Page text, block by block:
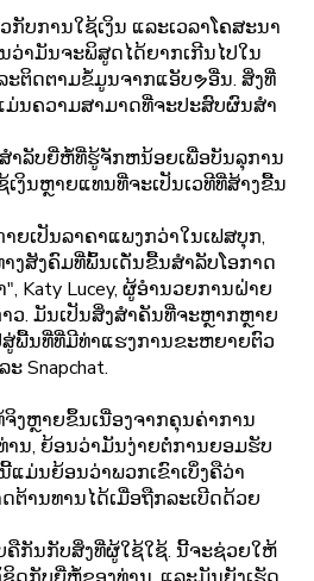
ບການໃຊ້ເງິນ ແລະເວລາໂຄສະນາ
ວ່າມັນຈະພິສູດໄດ້ຍາກເກີນໄປໃນ
ະຕິດຕາມຂໍ້ມູນຈາກແອັບຯອື່ນ. ສິ່ງທີ່
ນຄວາມສາມາດທີ່ຈະປະສົບຜົນສໍາ
າລັບຍີ່ຫໍ້ທີ່ຮູ້ຈັກຫນ້ອຍເພື່ອບັນລຸການ
ເງິນຫຼາຍແທນທີ່ຈະເປັນເວທີທີ່ສ້າງຂື້ນ
ເປັນລາຄາແພງກວ່າໃນເຟສບຸກ,
ງສັງຄົມທີ່ພົ້ນເດັ່ນຂື້ນສໍາລັບໂອກາດ
Katy Lucey, ຜູ້ອໍານວຍການຝ່າຍ
ວ. ມັນເປັນສິ່ງສໍາຄັນທີ່ຈະຫຼາກຫຼາຍ
ສູ່ພື້ນທີ່ທີ່ມີທ່າແຮງການຂະຫຍາຍຕົວ
Snapchat.
ງຫຼາຍຂຶ້ນເນື່ອງຈາກຄຸນຄ່າການ
ານ, ຍ້ອນວ່າມັນງ່າຍຕໍ່ການຍອມຮັບ
ແມ່ນຍ້ອນວ່າພວກເຂົາເບິ່ງຄືວ່າ
ຕ້ານທານໄດ້ເມື່ອຖືກລະເບີດດ້ວຍ
ຄືກັນກັບສິ່ງທີ່ຜູ້ໃຊ້ໃຊ້. ນີ້ຈະຊ່ວຍໃຫ້